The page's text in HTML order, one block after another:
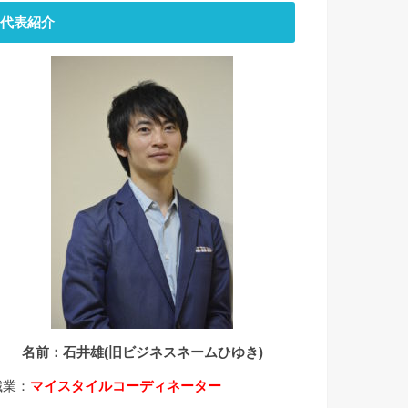
代表紹介
名前：石井雄(旧ビジネスネームひゆき)
： マイスタイルコーディネーター